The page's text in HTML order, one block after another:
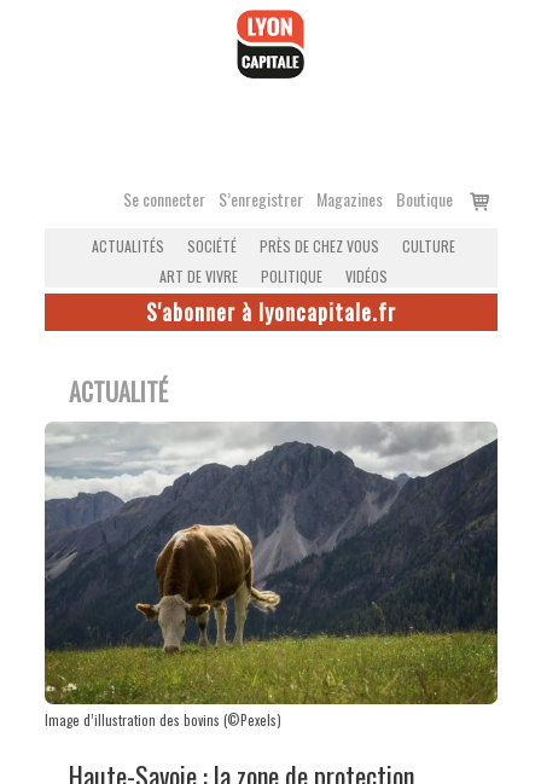
Se connecter S’enregistrer Magazines Boutique
Voir
ACTUALITÉS SOCIÉTÉ PRÈS DE CHEZ VOUS
CULTURE
ART DE VIVRE
POLITIQUE VIDÉOS
S'abonner à lyoncapitale.fr
ACTUALITÉ
Image d’illustration des bovins (©Pexels)
Haute-Savoie : la zone de protection